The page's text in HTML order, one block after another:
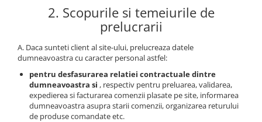
2. Scopurile si temeiurile de
prelucrarii
A. Daca sunteti client al site-ului, prelucreaza datele
dumneavoastra cu caracter personal astfel:
pentru desfasurarea relatiei contractuale dintre
dumneavoastra si , respectiv pentru preluarea, validarea,
expedierea si facturarea comenzii plasate pe site, informarea
dumneavoastra asupra starii comenzii, organizarea returului
de produse comandate etc.